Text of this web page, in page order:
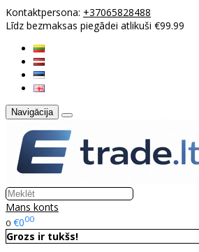
Kontaktpersona: +37065828488
Līdz bezmaksas piegādei atlikuši €99.99
Navigācija
Mans konts
0 €000
Grozs ir tukšs!